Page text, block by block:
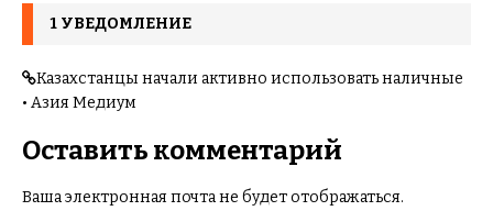
1 УВЕДОМЛЕНИЕ
Казахстанцы начали активно использовать наличные
• Азия Медиум
Оставить комментарий
Ваша электронная почта не будет отображаться.